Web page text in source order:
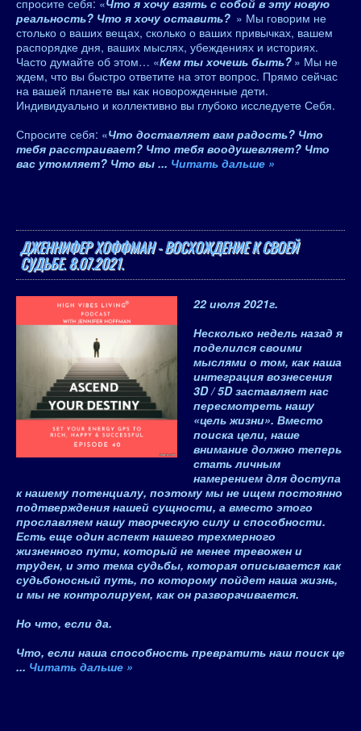
спросите себя: «Что я хочу взять с собой в эту новую
реальность? Что я хочу оставить? » Мы говорим не
столько о ваших вещах, сколько о ваших привычках, вашем
распорядке дня, ваших мыслях, убеждениях и историях.
Часто думайте об этом… «Кем ты хочешь быть? » Мы не
ждем, что вы быстро ответите на этот вопрос. Прямо сейчас
на вашей планете вы как новорожденные дети.
Индивидуально и коллективно вы глубоко исследуете Себя.
Спросите себя: «Что доставляет вам радость? Что
тебя расстраивает? Что тебя воодушевляет? Что
вас утомляет? Что вы ... Читать дальше »
ДЖЕННИФЕР ХОФФМАН - ВОСХОЖДЕНИЕ К СВОЕЙ
СУДЬБЕ. 8.07.2021.
22 июля 2021г.
Несколько недель назад я
поделился своими
мыслями о том, как наша
интеграция вознесения
3D / 5D заставляет нас
пересмотреть нашу
«цель жизни». Вместо
поиска цели, наше
внимание должно теперь
стать личным
намерением для доступа
к нашему потенциалу, поэтому мы не ищем постоянно
подтверждения нашей сущности, а вместо этого
прославляем нашу творческую силу и способности.
Есть еще один аспект нашего трехмерного
жизненного пути, который не менее тревожен и
труден, и это тема судьбы, которая описывается как
судьбоносный путь, по которому пойдет наша жизнь,
и мы не контролируем, как он разворачивается.
Но что, если да.
Что, если наша способность превратить наш поиск це
... Читать дальше »